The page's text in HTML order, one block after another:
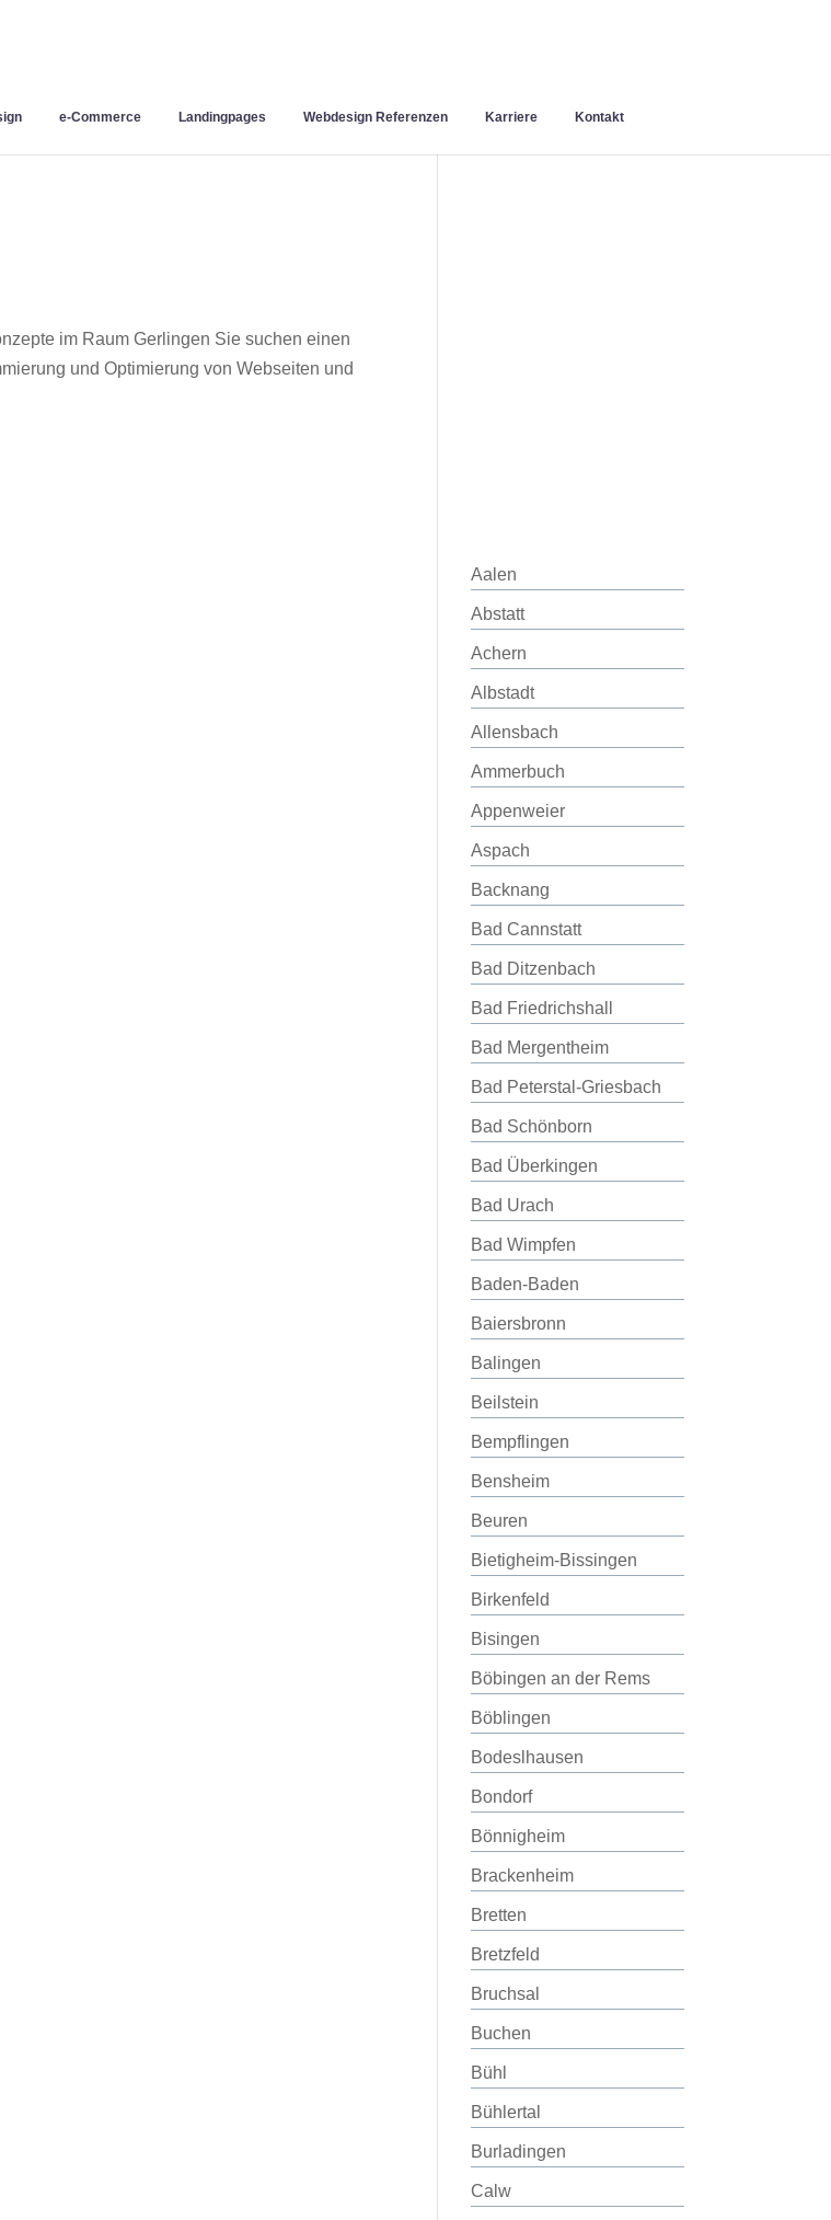
e-Commerce Landingpages Webdesign Referenzen Karriere Kontakt
im Raum Gerlingen Sie suchen einen
und Optimierung von Webseiten und
Aalen
Abstatt
Achern
Albstadt
Allensbach
Ammerbuch
Appenweier
Aspach
Backnang
Bad Cannstatt
Bad Ditzenbach
Bad Friedrichshall
Bad Mergentheim
Bad Peterstal-Griesbach
Bad Schönborn
Bad Überkingen
Bad Urach
Bad Wimpfen
Baden-Baden
Baiersbronn
Balingen
Beilstein
Bempflingen
Bensheim
Beuren
Bietigheim-Bissingen
Birkenfeld
Bisingen
Böbingen an der Rems
Böblingen
Bodeslhausen
Bondorf
Bönnigheim
Brackenheim
Bretten
Bretzfeld
Bruchsal
Buchen
Bühl
Bühlertal
Burladingen
Calw